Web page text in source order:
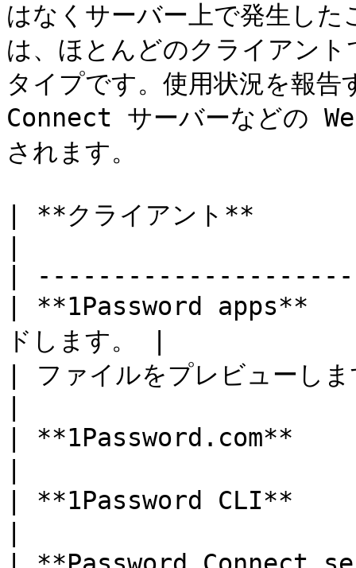
はなくサーバー上で発生し
は、ほとんどのクライアン
タイプです。使用状況を報
Connect サーバーなどの
されます。
| **クライアント**
|
| **1Password apps**
ドします。 |
| ファイルをプレビュ
| **1Password.com**
| **1Password CLI**